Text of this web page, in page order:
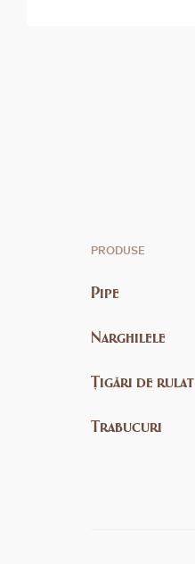
PRODUSE
Pipe
Narghilele
Țigări de rulat
Trabucuri